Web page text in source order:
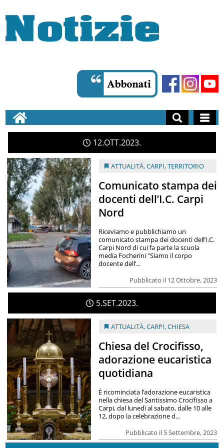
12 OTT2023
ATTUALITÀ,CARPI,TERRITORIO
Comunicato stampa dei
docenti dell’I.C. Carpi
Nord
Pubblicato il 12 Ottobre, 2023
Riceviamo e pubblichiamo un
comunicato stampa dei docenti dell’I.C.
Carpi Nord di cui fa parte la scuola
media Focherini "Siamo il corpo
docente dell’...
5SET2023
ATTUALITÀ,CARPI,CHIESA
Chiesa del Crocifisso,
adorazione eucaristica
quotidiana
Pubblicato il 5 Settembre, 2023
È ricominciata l’adorazione eucaristica
nella chiesa del Santissimo Crocifisso a
Carpi, dal lunedì al sabato, dalle 10 alle
12, dopo la celebrazione d...